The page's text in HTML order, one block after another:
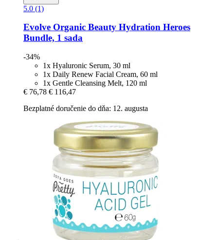
5.0 (1)
Evolve Organic Beauty Hydration Heroes
Bundle, 1 sada
-34%
1x Hyaluronic Serum, 30 ml
1x Daily Renew Facial Cream, 60 ml
1x Gentle Cleansing Melt, 120 ml
€ 76,78 € 116,47
Bezplatné doručenie do dňa: 12. augusta